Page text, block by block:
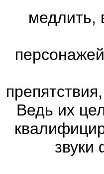
медлить,
Ведь их
звуки